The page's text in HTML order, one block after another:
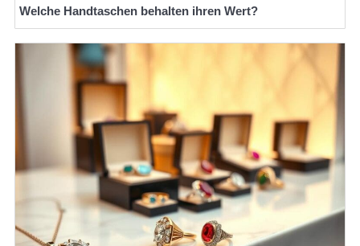
Welche Handtaschen behalten ihren Wert?